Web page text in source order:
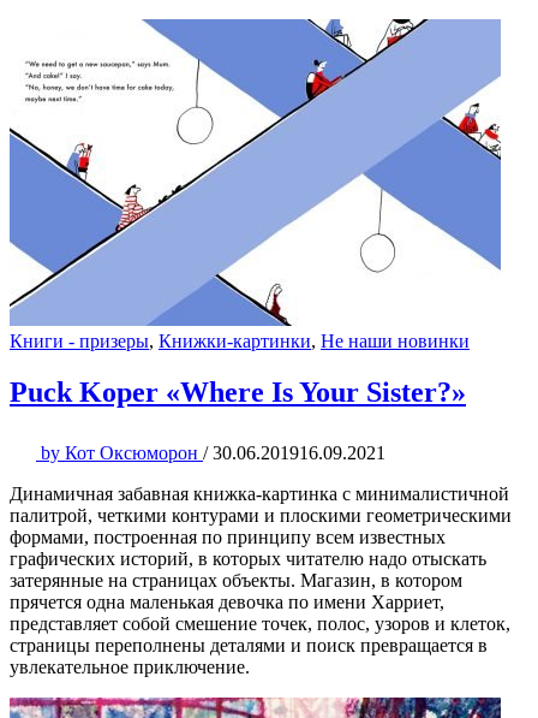
Книги - призеры, Книжки-картинки, Не наши новинки
Puck Koper «Where Is Your Sister?»
by Кот Оксюморон / 30.06.201916.09.2021
Динамичная забавная книжка-картинка с минималистичной
палитрой, четкими контурами и плоскими геометрическими
формами, построенная по принципу всем известных
графических историй, в которых читателю надо отыскать
затерянные на страницах объекты. Магазин, в котором
прячется одна маленькая девочка по имени Харриет,
представляет собой смешение точек, полос, узоров и клеток,
страницы переполнены деталями и поиск превращается в
увлекательное приключение.